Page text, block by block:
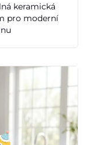
keramická
pro moderní